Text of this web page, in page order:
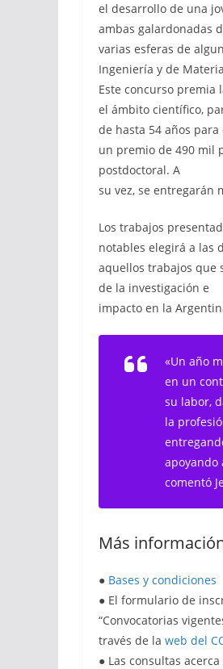
el desarrollo de una
ambas galardonadas
varias esferas de
Ingeniería y de
Este concurso premia
el ámbito científico,
de hasta 54 años
un premio de 490 mil
postdoctoral. A
su vez, se entregarán
Los trabajos
notables elegirá a las
aquellos trabajos que
de la investigación e
impacto en la
«Un año
en un
su labor,
la
apoyando
comentó
Más
● Bases y condiciones
● El formulario de
“Convocatorias
través de la web del
● Las consultas